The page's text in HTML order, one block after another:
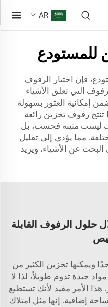
AR
للمستودع
فإن اختيار الرفوف
التي تعلق الأشياء
إمكانية العثور بسهولة
رفوف تخزين رائعة
ليست متينة فحسب، بل
مما يؤدي إلى تقليل
عن الأشياء، ويزيد
حلول الرفوف القابلة
ويمكنها تخزين الكثير من
جيدة تدوم طويلاً، لذا لا
هذا الأمر مفيد لأنك تستطيع
إضافية. إنها مثل امتلاك